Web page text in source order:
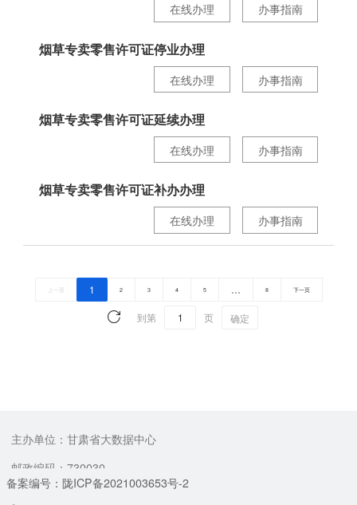
办事指南
在线办理
烟草专卖零售许可证停业办理
办事指南
在线办理
烟草专卖零售许可证延续办理
办事指南
在线办理
烟草专卖零售许可证补办办理
办事指南
在线办理
上一页 1 2 3 4 5 … 8 下一页
到第 页 确定
主办单位：甘肃省大数据中心
邮政编码：730030
备案编号：陇ICP备2021003653号-2